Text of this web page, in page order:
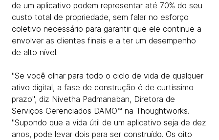
de um aplicativo podem representar até 70% do seu
custo total de propriedade, sem falar no esforço
coletivo necessário para garantir que ele continue a
envolver as clientes finais e a ter um desempenho
de alto nível.
"Se você olhar para todo o ciclo de vida de qualquer
ativo digital, a fase de construção é de curtíssimo
prazo", diz Nivetha Padmanaban, Diretora de
Serviços Gerenciados DAMO™ na Thoughtworks.
"Supondo que a vida útil de um aplicativo seja de dez
anos, pode levar dois para ser construído. Os oito